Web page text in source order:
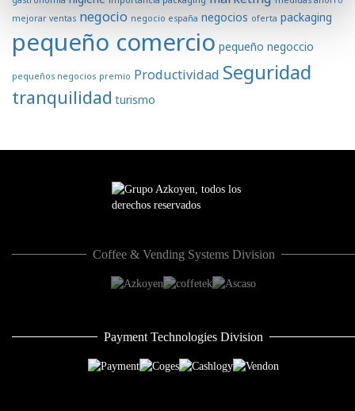
mejorar ventas negocio negocio españa negocios oferta packaging
pequeño comercio pequeño negoccio
pequeños negocios premio Productividad Seguridad
tranquilidad turismo
Coffee & Vending Systems Division
Payment Technologies Division